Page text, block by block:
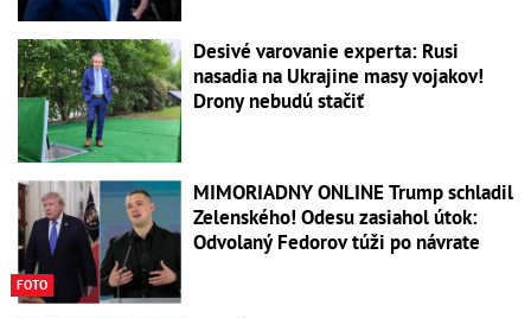
Desivé varovanie experta: Rusi
nasadia na Ukrajine masy vojakov!
Drony nebudú stačiť
FOTO
MIMORIADNY ONLINE Trump schladil
Zelenského! Odesu zasiahol útok:
Odvolaný Fedorov túži po návrate